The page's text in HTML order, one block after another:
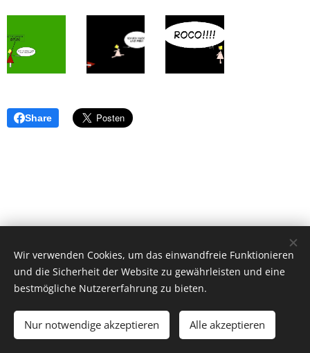
Share
© 2026 by Dr. Andrea Christoph-Gaugusch
All rights reserved.
Cookies
Wir verwenden Cookies, um das einwandfreie Funktionieren
und die Sicherheit der Website zu gewährleisten und eine
bestmögliche Nutzererfahrung zu bieten.
Nur notwendige akzeptieren Alle akzeptieren